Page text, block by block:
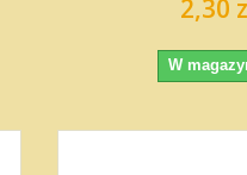
2,30
W